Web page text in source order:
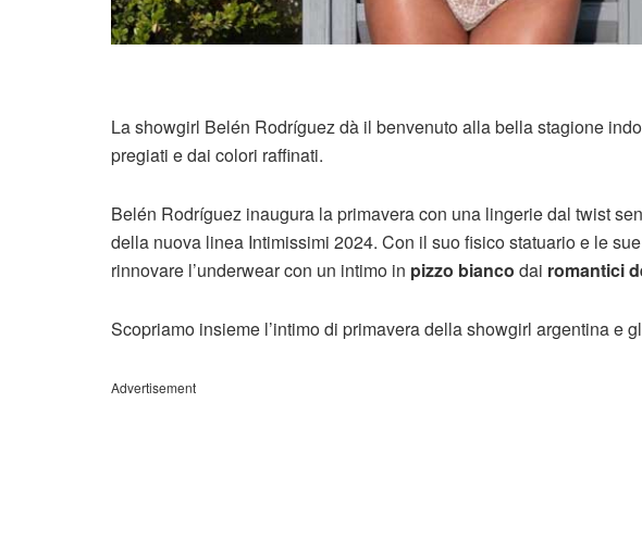
La showgirl Belén Rodríguez dà il benvenuto alla bella stagione
pregiati e dai colori raffinati.
Belén Rodríguez inaugura la primavera con una lingerie dal twist
della nuova linea Intimissimi 2024. Con il suo fisico statuario e le
rinnovare l’underwear con un intimo in pizzo bianco dai romantici
Scopriamo insieme l’intimo di primavera della showgirl argentina e
Advertisement